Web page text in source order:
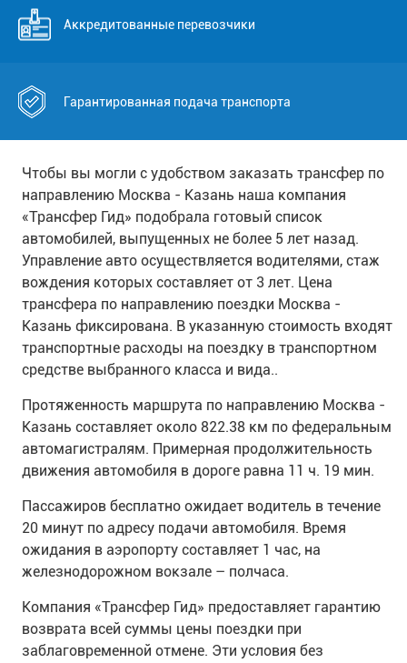
Аккредитованные перевозчики
Гарантированная подача транспорта
Чтобы вы могли с удобством заказать трансфер по
направлению Москва - Казань наша компания
«Трансфер Гид» подобрала готовый список
автомобилей, выпущенных не более 5 лет назад.
Управление авто осуществляется водителями, стаж
вождения которых составляет от 3 лет. Цена
трансфера по направлению поездки Москва -
Казань фиксирована. В указанную стоимость входят
транспортные расходы на поездку в транспортном
средстве выбранного класса и вида..
Протяженность маршрута по направлению Москва -
Казань составляет около 822.38 км по федеральным
автомагистралям. Примерная продолжительность
движения автомобиля в дороге равна 11 ч. 19 мин.
Пассажиров бесплатно ожидает водитель в течение
20 минут по адресу подачи автомобиля. Время
ожидания в аэропорту составляет 1 час, на
железнодорожном вокзале – полчаса.
Компания «Трансфер Гид» предоставляет гарантию
возврата всей суммы цены поездки при
заблаговременной отмене. Эти условия без